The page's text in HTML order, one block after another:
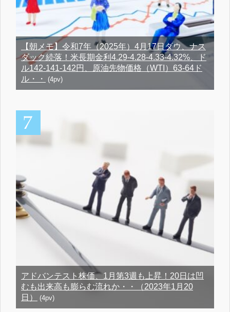
【朝メモ】令和7年（2025年）4月17日ダウ、ナス
ダック続落！米長期金利4.29-4.28-4.33-4.32%、ド
ル142-141-142円、原油先物価格（WTI）63-64ド
ル・・
(4pv)
アドバンテスト株価、1月第3週も上昇！20日は凹
むも出来高も膨らむ流れか・・（2023年1月20
日）
(4pv)